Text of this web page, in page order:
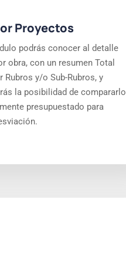
Proyectos
podrás conocer al detalle
obra, con un resumen Total
Rubros y/o Sub-Rubros, y
la posibilidad de compararlo
presupuestado para